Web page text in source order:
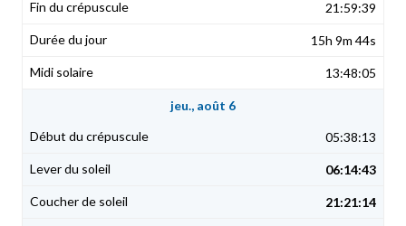
21:59:39
15h 9m 44s
13:48:05
jeu., août 6
05:38:13
06:14:43
21:21:14